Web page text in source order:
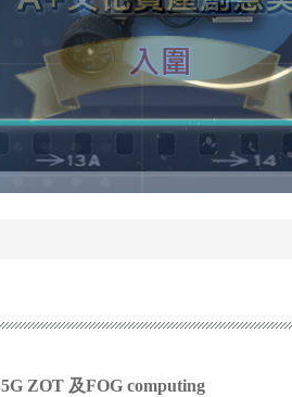
5G ZOT 及FOG computing